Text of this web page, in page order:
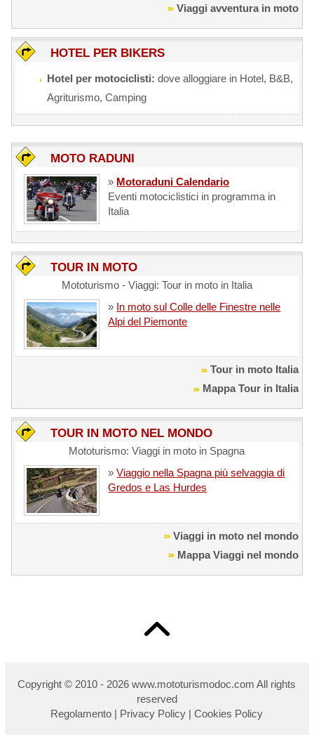
Viaggi avventura in moto
HOTEL PER BIKERS
Hotel per motociclisti: dove alloggiare in Hotel, B&B,
Agriturismo, Camping
MOTO RADUNI
» Motoraduni Calendario
Eventi motociclistici in programma in
Italia
TOUR IN MOTO
Mototurismo - Viaggi: Tour in moto in Italia
» In moto sul Colle delle Finestre nelle
Alpi del Piemonte
Tour in moto Italia
Mappa Tour in Italia
TOUR IN MOTO NEL MONDO
Mototurismo: Viaggi in moto in Spagna
»Viaggio nella Spagna più selvaggia di
Gredos e Las Hurdes
Viaggi in moto nel mondo
Mappa Viaggi nel mondo
Copyright © 2010 - 2026 www.mototurismodoc.com All rights
reserved
Regolamento | Privacy Policy |Cookies Policy